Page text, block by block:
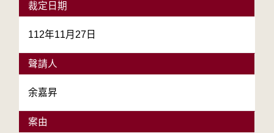
裁定日期
112年11月27日
聲請人
余嘉昇
案由